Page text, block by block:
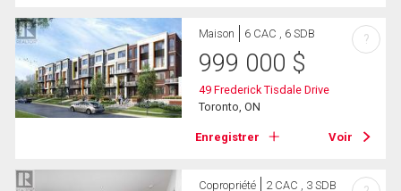
Maison 6 CAC , 6 SDB
999 000 $
49 Frederick Tisdale Drive
Toronto, ON
Enregistrer Voir
?
Copropriété 2 CAC , 3 SDB